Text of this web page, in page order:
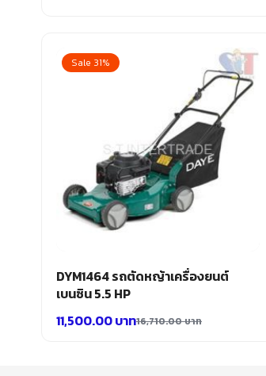
Sale 31%
DYM1464 รถตัดหญ้าเครื่องยนต์
เบนซิน 5.5 HP
16,710.00บาท
11,500.00บาท